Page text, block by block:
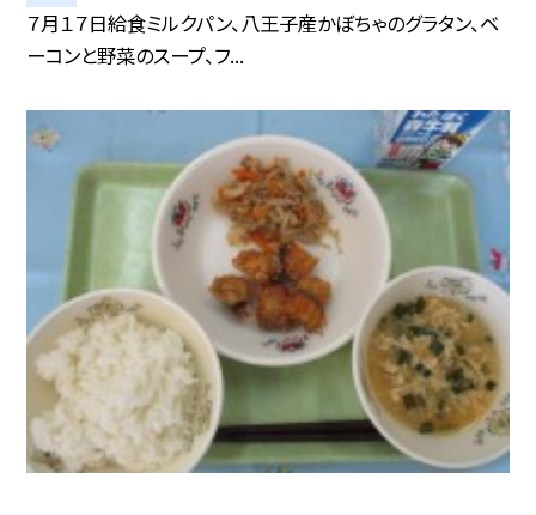
７月１７日給食ミルクパン、八王子産かぼちゃのグラタン、ベ
ーコンと野菜のスープ、フ...